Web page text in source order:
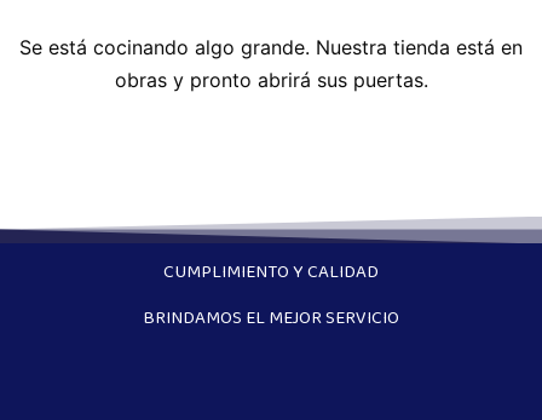
Se está cocinando algo grande. Nuestra tienda está en
obras y pronto abrirá sus puertas.
CUMPLIMIENTO Y CALIDAD
BRINDAMOS EL MEJOR SERVICIO